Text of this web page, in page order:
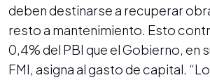
deben destinarse a recuperar
resto a mantenimiento. Esto
0,4% del PBI que el Gobierno, en
FMI, asigna al gasto de capital.